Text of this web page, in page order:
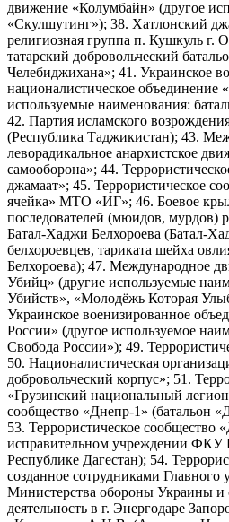
движение «Колумбайн» (другое
«Скулшутинг»); 38. Хатлонский
религиозная группа п. Кушкуль г.
татарский добровольческий
Челебиджихана»; 41. Украинское
националистическое объединение
используемые наименования:
42. Партия исламского
(Республика Таджикистан); 43.
леворадикальное анархистское
самооборона»; 44.
джамаат»; 45. Террористическое
ячейка» МТО «ИГ»; 46. Боевое
последователей (мюидов, мурдов)
Батал-Хаджи Белхороева (Батал-
белхороевцев, тариката шейха
Белхороева); 47. Международное
Убийц» (другие используемые
Убийств», «Молодёжь Которая
Украинское военизированное
России» (другое используемое
Свобода России»); 49.
50. Националистическая
добровольческий корпус»; 51.
«Грузинский национальный
сообщество «Днепр-1» (батальон
53. Террористическое сообщество
исправительном учреждении
Республике Дагестан); 54.
созданное сотрудниками Главного
Министерства обороны Украины и
деятельность в г. Энергодаре